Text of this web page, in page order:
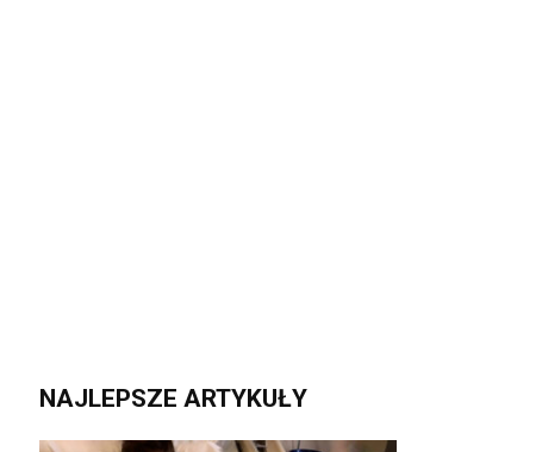
NAJLEPSZE ARTYKUŁY